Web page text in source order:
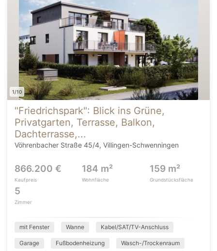
1/10
"Friedrichspark": Blick ins Grüne,
Privatgarten, Terrasse, Balkon,
Dachterrasse,...
Vöhrenbacher Straße 45/4, Villingen-Schwenningen
866.200 €
Kaufpreis
184 m²
Wohnfläche
159 m²
Grundstücksfläche
5
Zimmer
mit Fenster Wanne Kabel/SAT/TV-Anschluss
Garage Fußbodenheizung Wasch-/Trockenraum